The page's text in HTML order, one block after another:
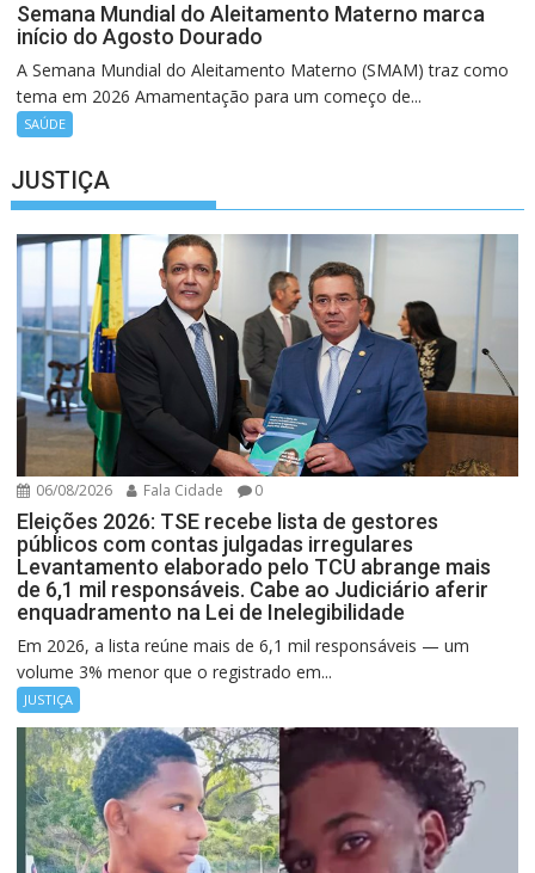
Semana Mundial do Aleitamento Materno marca
início do Agosto Dourado
A Semana Mundial do Aleitamento Materno (SMAM) traz como
tema em 2026 Amamentação para um começo de...
SAÚDE
JUSTIÇA
06/08/2026 Fala Cidade 0
Eleições 2026: TSE recebe lista de gestores
públicos com contas julgadas irregulares
Levantamento elaborado pelo TCU abrange mais
de 6,1 mil responsáveis. Cabe ao Judiciário aferir
enquadramento na Lei de Inelegibilidade
Em 2026, a lista reúne mais de 6,1 mil responsáveis — um
volume 3% menor que o registrado em...
JUSTIÇA